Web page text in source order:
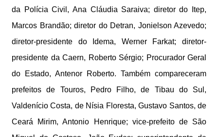
da Polícia Civil, Ana Cláudia Saraiva; diretor do Itep,
Marcos Brandão; diretor do Detran, Jonielson Azevedo;
diretor-presidente do Idema, Werner Farkat; diretor-
presidente da Caern, Roberto Sérgio; Procurador Geral
do Estado, Antenor Roberto. Também compareceram
prefeitos de Touros, Pedro Filho, de Tibau do Sul,
Valdenício Costa, de Nísia Floresta, Gustavo Santos, de
Ceará Mirim, Antonio Henrique; vice-prefeito de São